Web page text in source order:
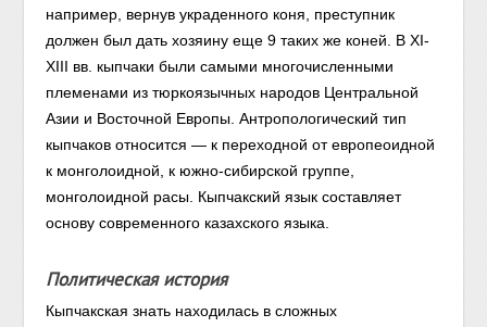
например, вернув украденного коня, преступник
должен был дать хозяину еще 9 таких же коней. В XI-
XIII вв. кыпчаки были самыми многочисленными
племенами из тюркоязычных народов Центральной
Азии и Восточной Европы. Антропологический тип
кыпчаков относится — к переходной от европеоидной
к монголоидной, к южно-сибирской группе,
монголоидной расы. Кыпчакский язык составляет
основу современного казахского языка.
Политическая история
Кыпчакская знать находилась в сложных